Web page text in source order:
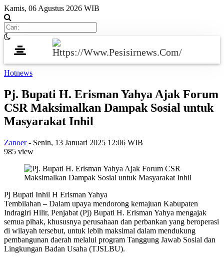
Kamis, 06 Agustus 2026 WIB
Hotnews
Pj. Bupati H. Erisman Yahya Ajak Forum
CSR Maksimalkan Dampak Sosial untuk
Masyarakat Inhil
Zanoer - Senin, 13 Januari 2025 12:06 WIB
985 view
Pj Bupati Inhil H Erisman Yahya
Tembilahan – Dalam upaya mendorong kemajuan Kabupaten
Indragiri Hilir, Penjabat (Pj) Bupati H. Erisman Yahya mengajak
semua pihak, khususnya perusahaan dan perbankan yang beroperasi
di wilayah tersebut, untuk lebih maksimal dalam mendukung
pembangunan daerah melalui program Tanggung Jawab Sosial dan
Lingkungan Badan Usaha (TJSLBU).